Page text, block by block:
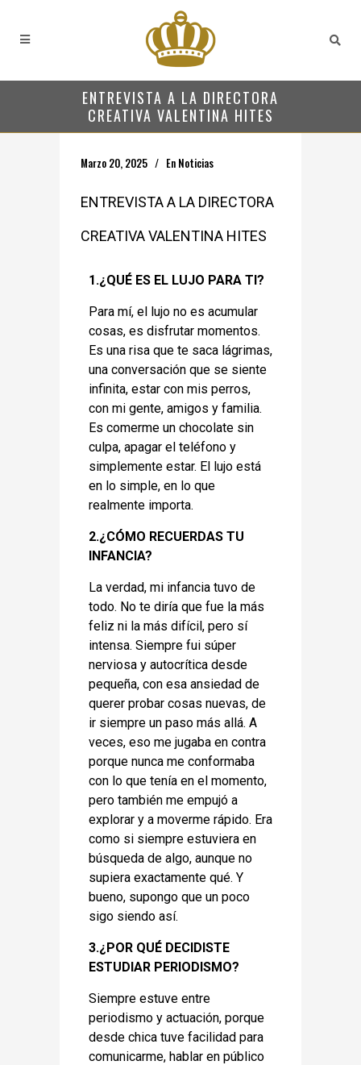
ENTREVISTA A LA DIRECTORA
CREATIVA VALENTINA HITES
Marzo 20, 2025 En Noticias
ENTREVISTA A LA DIRECTORA
CREATIVA VALENTINA HITES
1.¿QUÉ ES EL LUJO PARA TI?
Para mí, el lujo no es acumular
cosas, es disfrutar momentos.
Es una risa que te saca lágrimas,
una conversación que se siente
infinita, estar con mis perros,
con mi gente, amigos y familia.
Es comerme un chocolate sin
culpa, apagar el teléfono y
simplemente estar. El lujo está
en lo simple, en lo que
realmente importa.
2.¿CÓMO RECUERDAS TU
INFANCIA?
La verdad, mi infancia tuvo de
todo. No te diría que fue la más
feliz ni la más difícil, pero sí
intensa. Siempre fui súper
nerviosa y autocrítica desde
pequeña, con esa ansiedad de
querer probar cosas nuevas, de
ir siempre un paso más allá. A
veces, eso me jugaba en contra
porque nunca me conformaba
con lo que tenía en el momento,
pero también me empujó a
explorar y a moverme rápido. Era
como si siempre estuviera en
búsqueda de algo, aunque no
supiera exactamente qué. Y
bueno, supongo que un poco
sigo siendo así.
3.¿POR QUÉ DECIDISTE
ESTUDIAR PERIODISMO?
Siempre estuve entre
periodismo y actuación, porque
desde chica tuve facilidad para
comunicarme, hablar en público